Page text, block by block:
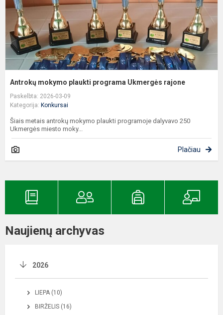
Antrokų mokymo plaukti programa Ukmergės rajone
Paskelbta: 2026-03-09
Kategorija: Konkursai
Šiais metais antrokų mokymo plaukti programoje dalyvavo 250
Ukmergės miesto moky...
Plačiau
Naujienų archyvas
2026
LIEPA (10)
BIRŽELIS (16)